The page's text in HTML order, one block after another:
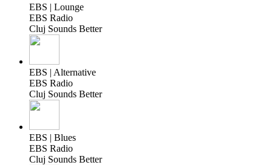
EBS | Lounge
EBS Radio
Cluj Sounds Better
EBS | Alternative
EBS Radio
Cluj Sounds Better
EBS | Blues
EBS Radio
Cluj Sounds Better